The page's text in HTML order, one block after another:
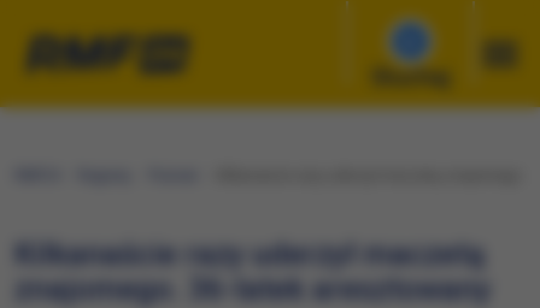
Słuchaj
Kilkanaście razy uderzył maczetą
znajomego. 36-latek aresztowany